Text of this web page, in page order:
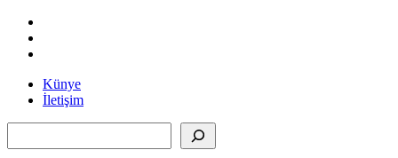
Künye
İletişim